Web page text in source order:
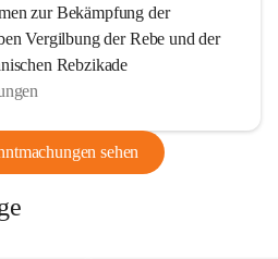
zur Bekämpfung der
Vergilbung der Rebe und der
Rebzikade
sehen